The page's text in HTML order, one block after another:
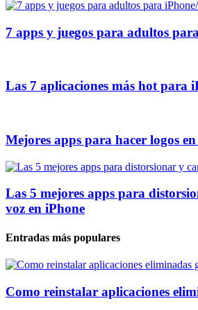
7 apps y juegos para adultos
Las 7 aplicaciones más hot para
Mejores apps para hacer logos
Las 5 mejores apps para
voz en iPhone
Entradas más populares
Como reinstalar aplicaciones